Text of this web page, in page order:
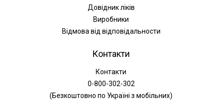
Довідник ліків
Виробники
Відмова від відповідальности
Контакти
Контакти
0-800-302-302
(Безкоштовно по Україні з мобільних)